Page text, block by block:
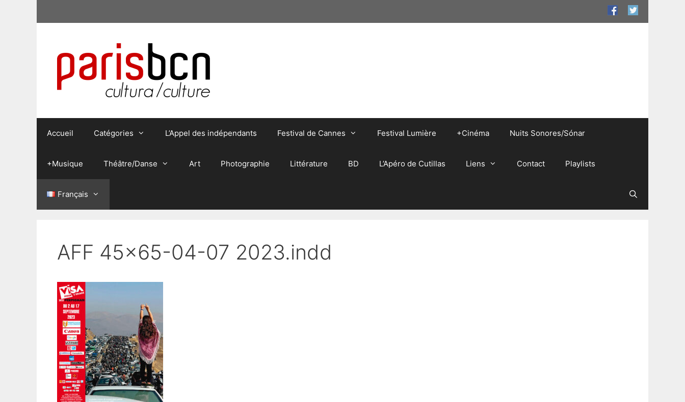
Accueil Catégories L’Appel des indépendants Festival de Cannes Festival Lumière +Cinéma Nuits Sonores/Sónar
+Musique Théâtre/Danse Art Photographie Littérature BD L’Apéro de Cutillas Liens Contact Playlists
Français
AFF 45×65-04-07 2023.indd